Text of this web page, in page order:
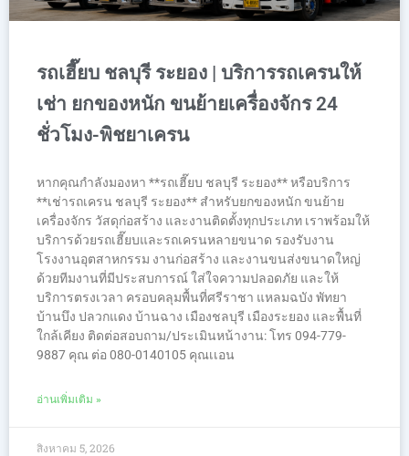
รถเฮี๊ยบ ชลบุรี ระยอง | บริการรถเครนให้
เช่า ยกของหนัก ขนย้ายเครื่องจักร 24
ชั่วโมง-พิชยาเครน
หากคุณกำลังมองหา **รถเฮี๊ยบ ชลบุรี ระยอง** หรือบริการ
**เช่ารถเครน ชลบุรี ระยอง** สำหรับยกของหนัก ขนย้าย
เครื่องจักร วัสดุก่อสร้าง และงานติดตั้งทุกประเภท เราพร้อมให้
บริการด้วยรถเฮี๊ยบและรถเครนหลายขนาด รองรับงาน
โรงงานอุตสาหกรรม งานก่อสร้าง และงานขนส่งขนาดใหญ่
ด้วยทีมงานที่มีประสบการณ์ ใส่ใจความปลอดภัย และให้
บริการตรงเวลา ครอบคลุมพื้นที่ศรีราชา แหลมฉบัง พัทยา
บ้านบึง ปลวกแดง บ้านฉาง เมืองชลบุรี เมืองระยอง และพื้นที่
ใกล้เคียง ติดต่อสอบถาม/ประเมินหน้างาน: โทร 094-779-
9887 คุณ ต่อ 080-0140105 คุณเเอน
อ่านเพิ่มเติม »
สิงหาคม 5, 2026